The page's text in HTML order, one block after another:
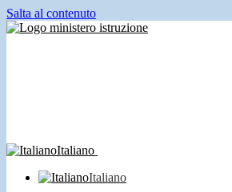
Salta al contenuto
Italiano
Italiano